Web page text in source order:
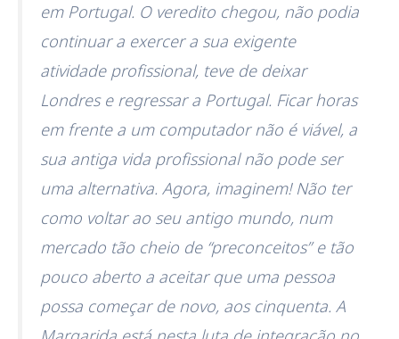
em Portugal. O veredito chegou, não podia
continuar a exercer a sua exigente
atividade profissional, teve de deixar
Londres e regressar a Portugal. Ficar horas
em frente a um computador não é viável, a
sua antiga vida profissional não pode ser
uma alternativa. Agora, imaginem! Não ter
como voltar ao seu antigo mundo, num
mercado tão cheio de “preconceitos” e tão
pouco aberto a aceitar que uma pessoa
possa começar de novo, aos cinquenta. A